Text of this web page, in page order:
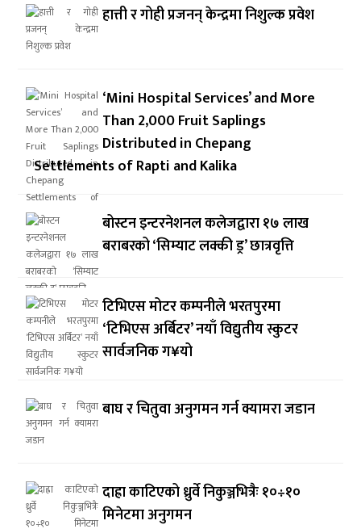
हात्ती र गोही प्रजनन् केन्द्रमा निशुल्क प्रवेश
‘Mini Hospital Services’ and More
Than 2,000 Fruit Saplings
Distributed in Chepang
Settlements of Rapti and Kalika
बोस्टन इन्टरनेशनल कलेजद्वारा १७ लाख
बराबरको ‘सिम्याट लक्की ड्र’ छात्रवृत्ति
टिभिएस मोटर कम्पनीले भरतपुरमा
‘टिभिएस अर्बिटर’ नयाँ विद्युतीय स्कुटर
सार्वजनिक ग¥यो
बाघ र चितुवा अनुगमन गर्न क्यामरा जडान
दाह्रा काटिएको ध्रुर्वे निकुञ्जभित्रैः १०÷१०
मिनेटमा अनुगमन